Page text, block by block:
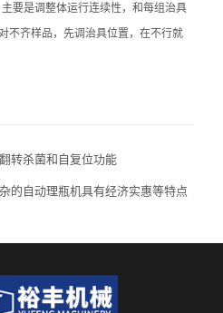
是调整体运行连续性，和每组治具
不齐样品，先调治具位置，在不行就
转杀菌和自复位功能
的自动理瓶机具有经济实惠等特点